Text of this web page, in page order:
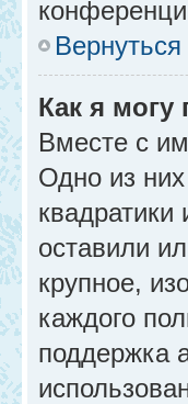
Как я
Вместе с
Одно из
оставили
крупное,
каждого
поддержка